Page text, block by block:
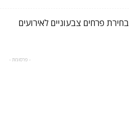
בחירת פרחים צבעוניים לאירועים
- פרסומת -